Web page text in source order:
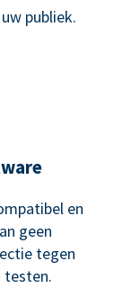
publiek.
en
geen
tegen
testen.